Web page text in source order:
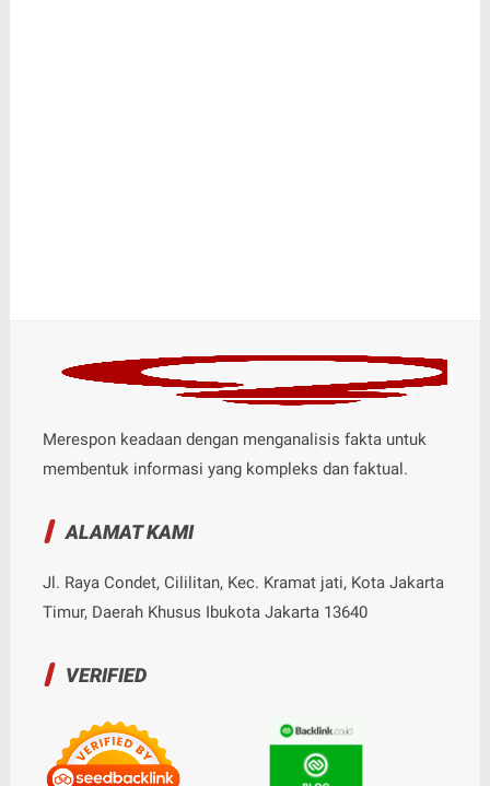
Merespon keadaan dengan menganalisis fakta untuk
membentuk informasi yang kompleks dan faktual.
ALAMAT KAMI
Jl. Raya Condet, Cililitan, Kec. Kramat jati, Kota Jakarta
Timur, Daerah Khusus Ibukota Jakarta 13640
VERIFIED